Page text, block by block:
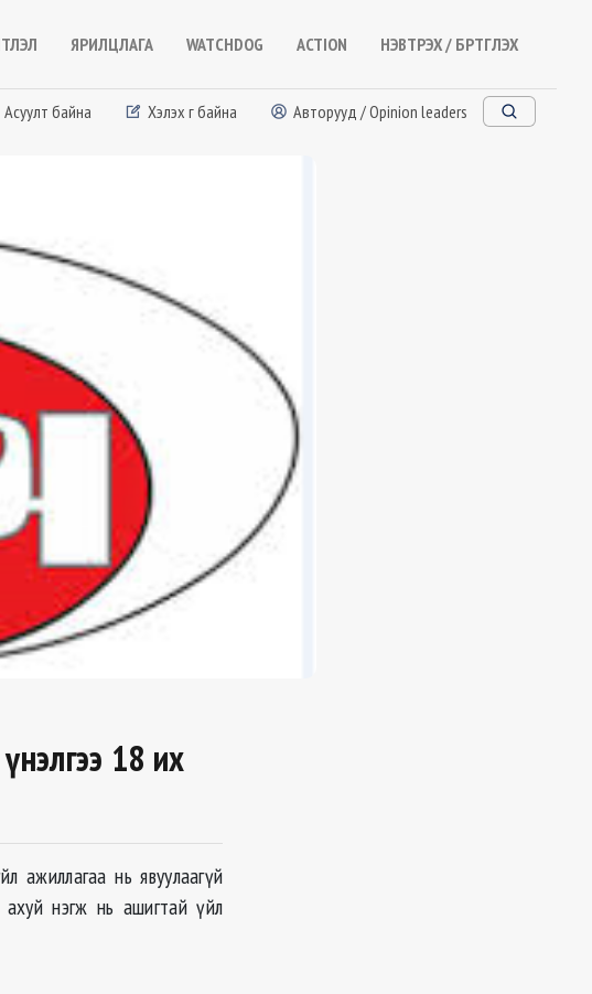
ЯРИЛЦЛАГА WATCHDOG ACTION НЭВТРЭХ / БҮРТГҮҮЛЭХ
Асуулт байна Хэлэх үг байна Авторууд / Opinion leaders
18 их
нь явуулаагүй
нэгж нь ашигтай үйл